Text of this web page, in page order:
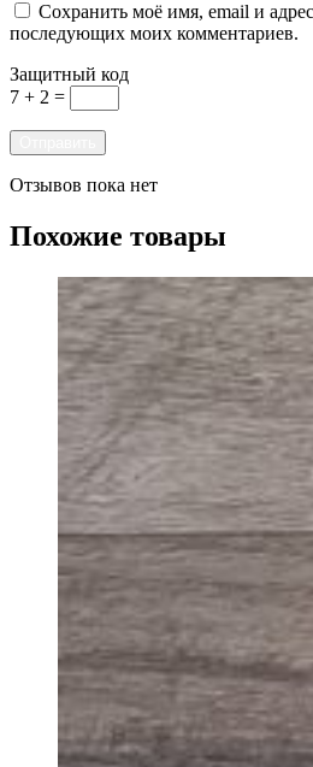
Сохранить моё имя, email и
последующих моих комментариев.
Защитный код
7 + 2 =
Отзывов пока нет
Похожие товары